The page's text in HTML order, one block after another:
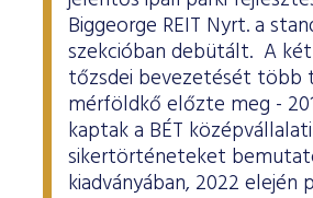
Biggeorge REIT Nyrt. a
szekcióban debütált. A
tőzsdei bevezetését több
mérföldkő előzte meg -
kaptak a BÉT középvállalati
sikertörténeteket
kiadványában, 2022 elején